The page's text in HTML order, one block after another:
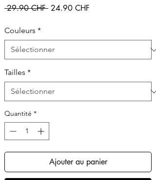
29.90 CHF Prix
24.90 CHF
Couleurs *
Tailles *
Quantité *
Ajouter au panier